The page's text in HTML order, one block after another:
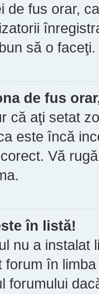
de fus orar,
să o faceţi.
de fus
că aţi setat
este încă
Vă
în listă!
nu a instalat
în
forumului